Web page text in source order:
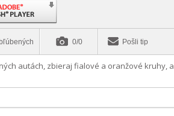
0/0 Pošli tip
autách, zbieraj fialové a oranžové kruhy,